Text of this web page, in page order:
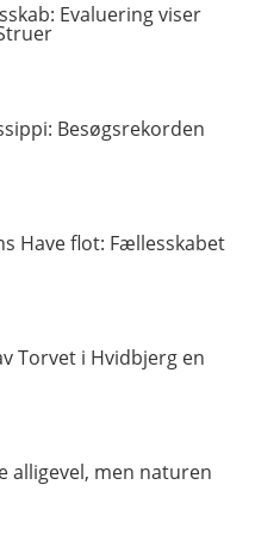
Evaluering viser
Besøgsrekorden
Have flot: Fællesskabet
Torvet i Hvidbjerg en
alligevel, men naturen